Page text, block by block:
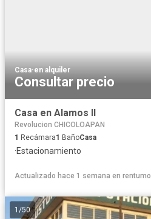
Casa·en alquiler
Consultar precio
Casa en Alamos II
Revolucion CHICOLOAPAN
1 Recámara1 BañoCasa
·Estacionamiento
Actualizado hace 1 semana en rentumo
1 /50